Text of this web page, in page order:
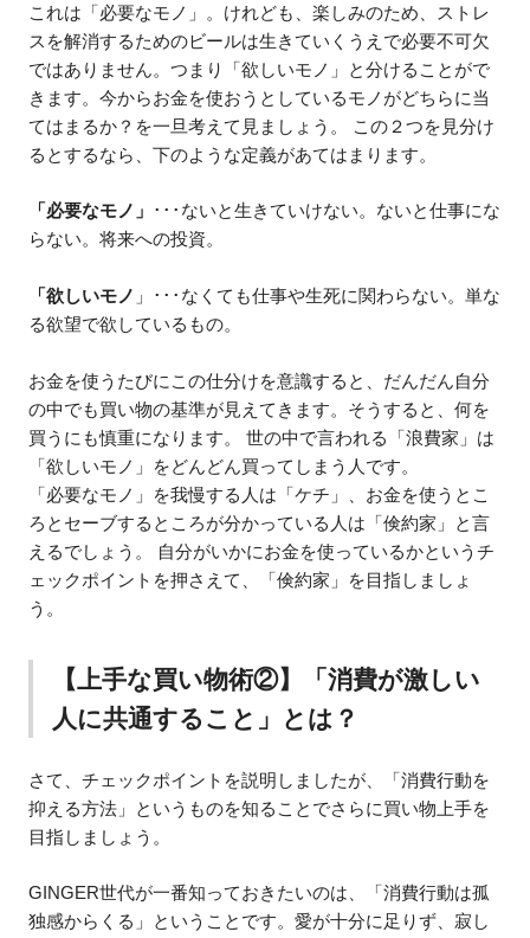
これは「必要なモノ」。けれども、楽しみのため、ストレ
スを解消するためのビールは生きていくうえで必要不可欠
ではありません。つまり「欲しいモノ」と分けることがで
きます。今からお金を使おうとしているモノがどちらに当
てはまるか？を一旦考えて見ましょう。 この２つを見分け
るとするなら、下のような定義があてはまります。
「必要なモノ」 ･･･ないと生きていけない。ないと仕事にな
らない。将来への投資。
「欲しいモノ 」･･･なくても仕事や生死に関わらない。単な
る欲望で欲しているもの。
お金を使うたびにこの仕分けを意識すると、だんだん自分
の中でも買い物の基準が見えてきます。そうすると、何を
買うにも慎重になります。 世の中で言われる「浪費家」は
「欲しいモノ」をどんどん買ってしまう人です。
「必要なモノ」を我慢する人は「ケチ」、お金を使うとこ
ろとセーブするところが分かっている人は「倹約家」と言
えるでしょう。 自分がいかにお金を使っているかというチ
ェックポイントを押さえて、「倹約家」を目指しましょ
う。
【上手な買い物術②】「消費が激しい
人に共通すること」とは？
さて、チェックポイントを説明しましたが、「消費行動を
抑える方法」というものを知ることでさらに買い物上手を
目指しましょう。
GINGER世代が一番知っておきたいのは、「消費行動は孤
独感からくる」ということです。愛が十分に足りず、寂し